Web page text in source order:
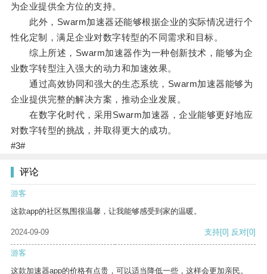
为企业提供全方位的支持。
此外，Swarm加速器还能够根据企业的实际情况进行个
性化定制，满足企业对数字转型的不同需求和目标。
综上所述，Swarm加速器作为一种创新技术，能够为企
业数字转型注入强大的动力和加速效果。
通过高效协同和强大的生态系统，Swarm加速器能够为
企业提供完整的解决方案，推动企业发展。
在数字化时代，采用Swarm加速器，企业能够更好地应
对数字转型的挑战，并取得更大的成功。
#3#
评论
游客
这款app的社区氛围很温馨，让我能够感受到家的温暖。
2024-09-09 支持[0] 反对[0]
游客
这款加速器app的价格有点贵，可以适当降低一些，这样会更加亲民。